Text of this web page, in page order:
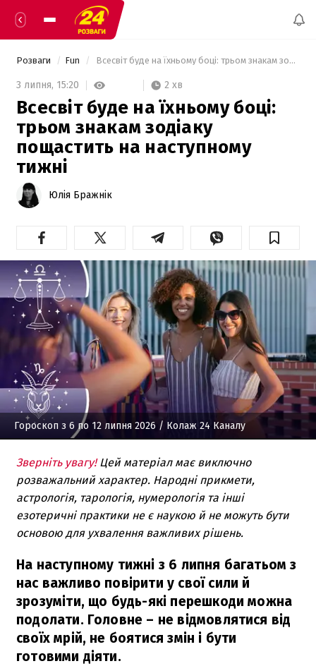
Розваги Fun Всесвіт буде на їхньому боці: трьом знакам зодіаку пощастить на наступному тижні
3 липня, 15:20 2 хв
Всесвіт буде на їхньому боці:
трьом знакам зодіаку
пощастить на наступному
тижні
Юлія Бражнік
Гороскоп з 6 по 12 липня 2026 / Колаж 24 Каналу
Зверніть увагу! Цей матеріал має виключно
розважальний характер. Народні прикмети,
астрологія, тарологія, нумерологія та інші
езотеричні практики не є наукою й не можуть бути
основою для ухвалення важливих рішень.
На наступному тижні з 6 липня багатьом з
нас важливо повірити у свої сили й
зрозуміти, що будь-які перешкоди можна
подолати. Головне – не відмовлятися від
своїх мрій, не боятися змін і бути
готовими діяти.